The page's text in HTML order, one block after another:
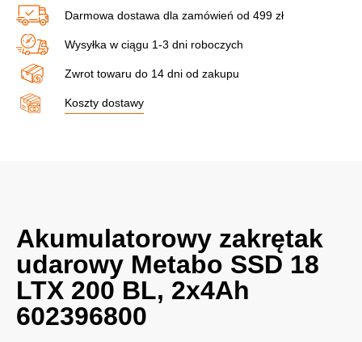
200
BL,
2x4Ah
602396800
quantity
Darmowa dostawa dla zamówień od 499 zł
Wysyłka w ciągu 1-3 dni roboczych
Zwrot towaru do 14 dni od zakupu
Koszty dostawy
Akumulatorowy zakrętak
udarowy Metabo SSD 18
LTX 200 BL, 2x4Ah
602396800